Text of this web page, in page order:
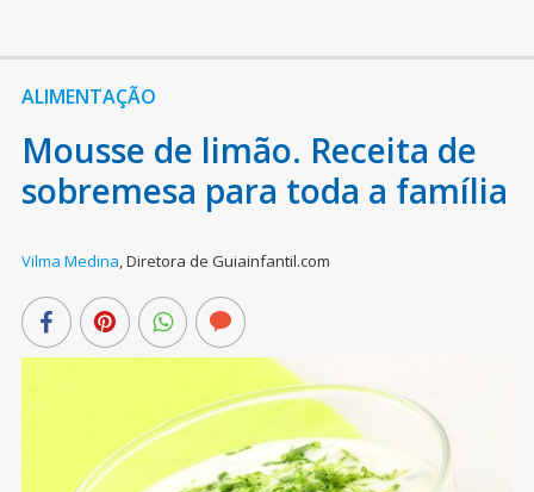
ALIMENTAÇÃO
Mousse de limão. Receita de
sobremesa para toda a família
Vilma Medina,Diretora de Guiainfantil.com